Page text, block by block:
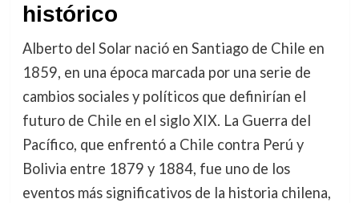
histórico
Alberto del Solar nació en Santiago de Chile en
1859, en una época marcada por una serie de
cambios sociales y políticos que definirían el
futuro de Chile en el siglo XIX. La Guerra del
Pacífico, que enfrentó a Chile contra Perú y
Bolivia entre 1879 y 1884, fue uno de los
eventos más significativos de la historia chilena,